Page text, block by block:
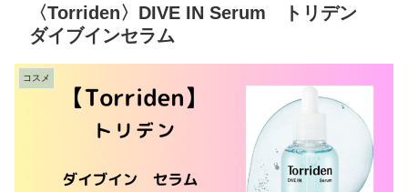
〈Torriden〉DIVE IN Serum トリデン
ダイブインセラム
コスメ